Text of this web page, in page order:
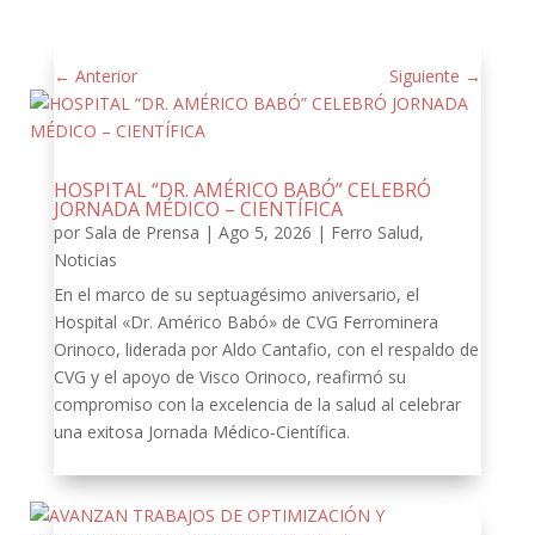
← Anterior Siguiente →
HOSPITAL “DR. AMÉRICO BABÓ” CELEBRÓ
JORNADA MÉDICO – CIENTÍFICA
por Sala de Prensa | Ago 5, 2026 | Ferro Salud,
Noticias
En el marco de su septuagésimo aniversario, el
Hospital «Dr. Américo Babó» de CVG Ferrominera
Orinoco, liderada por Aldo Cantafio, con el respaldo de
CVG y el apoyo de Visco Orinoco, reafirmó su
compromiso con la excelencia de la salud al celebrar
una exitosa Jornada Médico-Científica.